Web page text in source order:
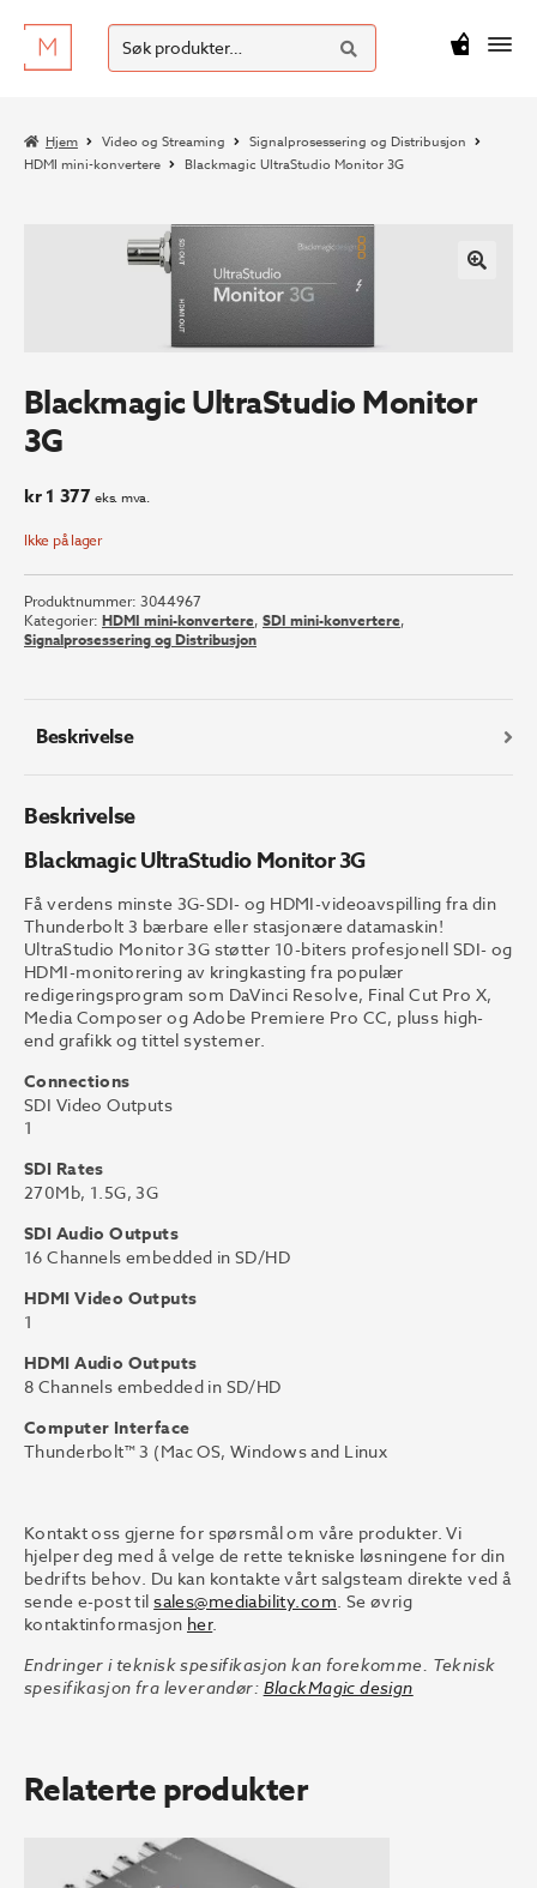
Hopp
til
Hopp
til
Søk
etter:
SØK
kr0
Hjem Video og Streaming
Signalprosessering og Distribusjon
HDMI mini-konvertere
Blackmagic UltraStudio Monitor 3G
Blackmagic UltraStudio Monitor
3G
kr1 377 eks. mva.
Ikke på lager
Produktnummer: 3044967
Kategorier: HDMI mini-konvertere, SDI mini-konvertere,
Signalprosessering og Distribusjon
Beskrivelse
Beskrivelse
Blackmagic UltraStudio Monitor 3G
Få verdens minste 3G-SDI- og HDMI-videoavspilling fra din
Thunderbolt 3 bærbare eller stasjonære datamaskin!
UltraStudio Monitor 3G støtter 10-biters profesjonell SDI- og
HDMI-monitorering av kringkasting fra populær
redigeringsprogram som DaVinci Resolve, Final Cut Pro X,
Media Composer og Adobe Premiere Pro CC, pluss high-
end grafikk og tittel systemer.
Connections
SDI Video Outputs
1
SDI Rates
270Mb, 1.5G, 3G
SDI Audio Outputs
16 Channels embedded in SD/HD
HDMI Video Outputs
1
HDMI Audio Outputs
8 Channels embedded in SD/HD
Computer Interface
Thunderbolt™ 3 (Mac OS, Windows and Linux
Kontakt oss gjerne for spørsmål om våre produkter. Vi
hjelper deg med å velge de rette tekniske løsningene for din
bedrifts behov. Du kan kontakte vårt salgsteam direkte ved å
sende e-post tilsales@mediability.com. Se øvrig
kontaktinformasjon her.
Endringer i teknisk spesifikasjon kan forekomme. Teknisk
spesifikasjon fra leverandør: BlackMagic design
Relaterte produkter